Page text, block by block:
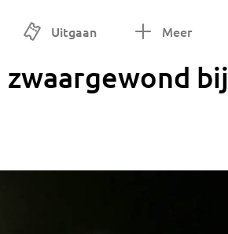
Uitgaan Meer
bij